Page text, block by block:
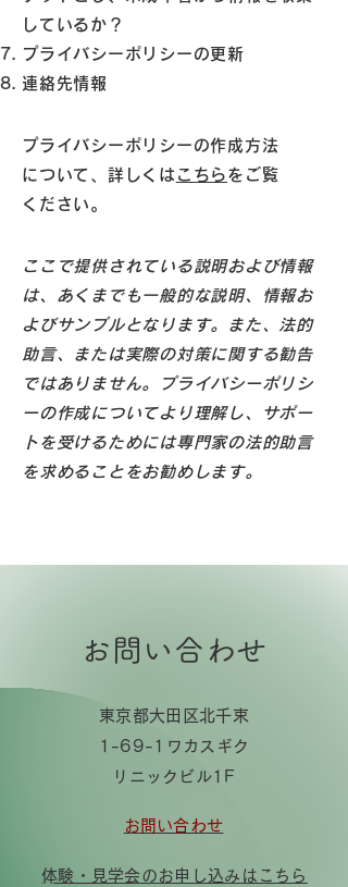
しているか？
プライバシーポリシーの更新
連絡先情報
プライバシーポリシーの作成方法
について、詳しくは こちら をご覧
ください。
ここで提供されている説明および情報
は、あくまでも一般的な説明、情報お
よびサンプルとなります。また、法的
助言、または実際の対策に関する勧告
ではありません。プライバシーポリシ
ーの作成についてより理解し、サポー
トを受けるためには専門家の法的助言
を求めることをお勧めします。
お問い合わせ
東京都大田区北千束
1-69-1ワカスギク
リニックビル1F
お問い合わせ
​体験・見学会のお申し込みはこちら